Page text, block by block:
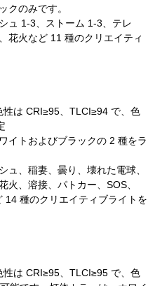
クのみです。
ュ 1-3、ストーム 1-3、テレ
花火など 11 種のクリエイティ
は CRI≥95、TLCI≥94 で、色
イトおよびブラックの 2 種をラ
ュ、稲妻、曇り、壊れた電球、
火、溶接、パトカー、SOS、
14 種のクリエイティブライトを
は CRI≥95、TLCI≥95 で、色